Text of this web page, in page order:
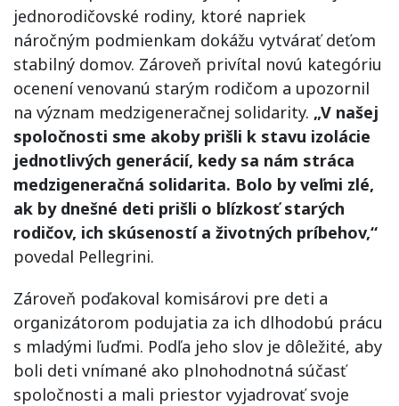
jednorodičovské rodiny, ktoré napriek
náročným podmienkam dokážu vytvárať deťom
stabilný domov. Zároveň privítal novú kategóriu
ocenení venovanú starým rodičom a upozornil
na význam medzigeneračnej solidarity. „V našej
spoločnosti sme akoby prišli k stavu izolácie
jednotlivých generácií, kedy sa nám stráca
medzigeneračná solidarita. Bolo by veľmi zlé,
ak by dnešné deti prišli o blízkosť starých
rodičov, ich skúseností a životných príbehov,“
povedal Pellegrini.
Zároveň poďakoval komisárovi pre deti a
organizátorom podujatia za ich dlhodobú prácu
s mladými ľuďmi. Podľa jeho slov je dôležité, aby
boli deti vnímané ako plnohodnotná súčasť
spoločnosti a mali priestor vyjadrovať svoje